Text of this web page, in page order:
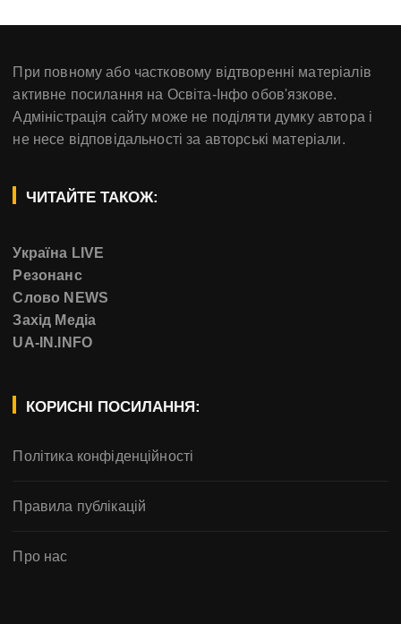
При повному або частковому відтворенні матеріалів
активне посилання на Освіта-Інфо обов'язкове.
Адміністрація сайту може не поділяти думку автора і
не несе відповідальності за авторські матеріали.
ЧИТАЙТЕ ТАКОЖ:
Україна LIVE
Резонанс
Слово NEWS
Захід Медіа
UA-IN.INFO
КОРИСНІ ПОСИЛАННЯ:
Політика конфіденційності
Правила публікацій
Про нас